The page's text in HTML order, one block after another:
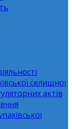
селищної
актів